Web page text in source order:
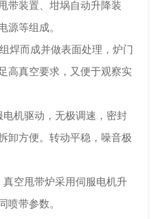
装置、坩埚自动升降装
等组成。
而成并做表面处理，炉门
高真空要求，又便于观察实
机驱动，无极调速，密封
卸方便。转动平稳，噪音极
空甩带炉采用伺服电机升
带参数。